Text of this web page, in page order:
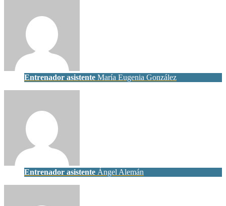
Entrenador asistente María Eugenia González
Entrenador asistente Ángel Alemán